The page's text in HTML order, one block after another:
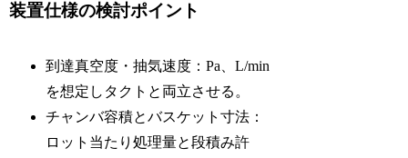
装置仕様の検討ポイント
到達真空度・抽気速度：Pa、L/min
を想定しタクトと両立させる。
チャンバ容積とバスケット寸法：
ロット当たり処理量と段積み許